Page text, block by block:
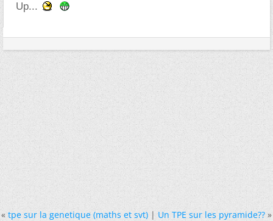
Up...
« tpe sur la genetique (maths et svt)|Un TPE sur les pyramide?? »